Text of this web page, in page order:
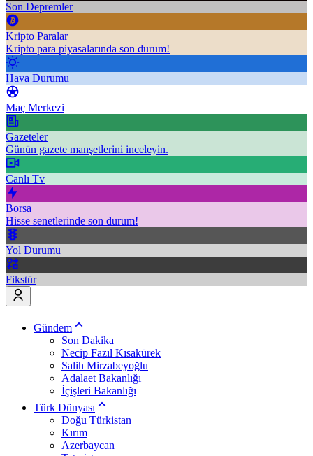
Son Depremler
Kripto Paralar
Kripto para piyasalarında son durum!
Hava Durumu
Maç Merkezi
Gazeteler
Günün gazete manşetlerini inceleyin.
Canlı Tv
Borsa
Hisse senetlerinde son durum!
Yol Durumu
Fikstür
Gündem
Son Dakika
Necip Fazıl Kısakürek
Salih Mirzabeyoğlu
Adalaet Bakanlığı
İçişleri Bakanlığı
Türk Dünyası
Doğu Türkistan
Kırım
Azerbaycan